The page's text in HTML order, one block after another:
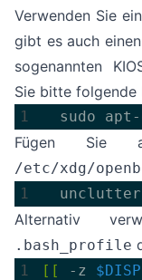
Verwenden Sie
gibt es auch
sogenannten
Sie bitte folgende
sudo
Fügen Sie
/etc/xdg/
Alternativ
.bash_profile
[[ -z